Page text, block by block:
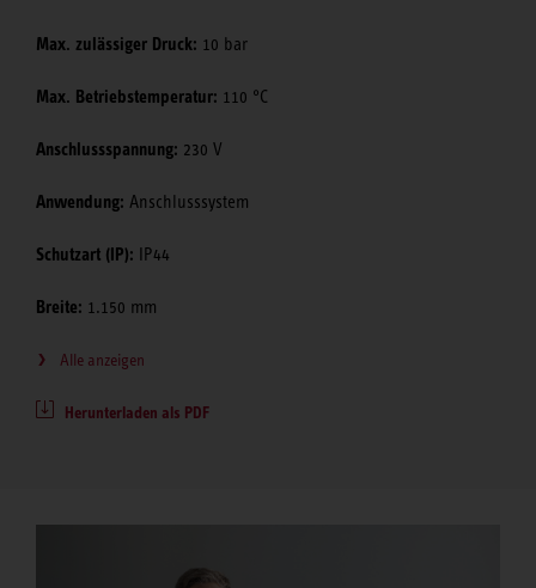
Max. zulässiger Druck: 10 bar
Max. Betriebstemperatur: 110 °C
Anschlussspannung: 230 V
Anwendung: Anschlusssystem
Schutzart (IP): IP44
Breite: 1.150 mm
Alle anzeigen
Herunterladen als PDF